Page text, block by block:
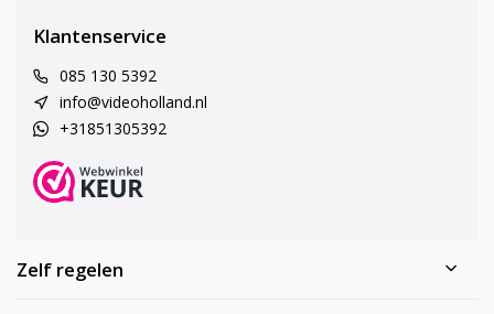
Klantenservice
085 130 5392
info@videoholland.nl
+31851305392
Zelf regelen